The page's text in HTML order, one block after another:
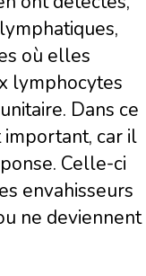
où elles
lymphocytes
Dans ce
car il
Celle-ci
envahisseurs
ne deviennent